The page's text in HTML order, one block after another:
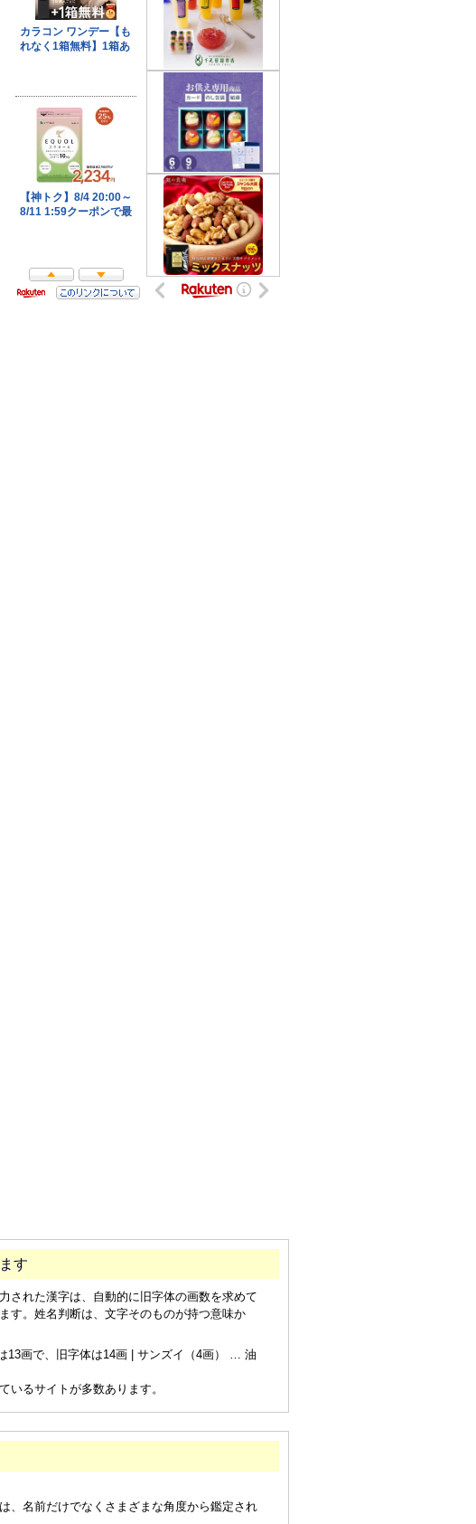
す
された漢字は、自動的に旧字体の画数を求めて
す。姓名判断は、文字そのものが持つ意味か
画で、旧字体は14画 | サンズイ（4画） … 油
いるサイトが多数あります。
、名前だけでなくさまざまな角度から鑑定され